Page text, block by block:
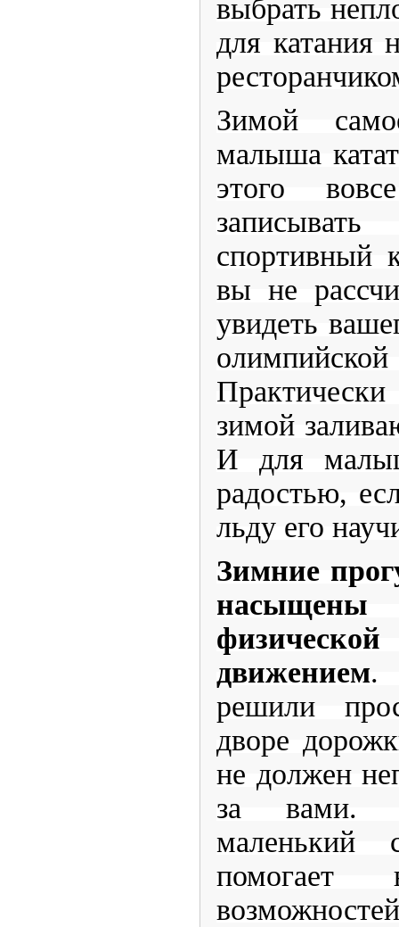
выбрать
для
Зимой
малыша
этого
спортивный
вы не
увидеть
зимой
И для
радостью,
льду его
Зимние
движением.
решили
дворе
не должен
за вами.
маленький